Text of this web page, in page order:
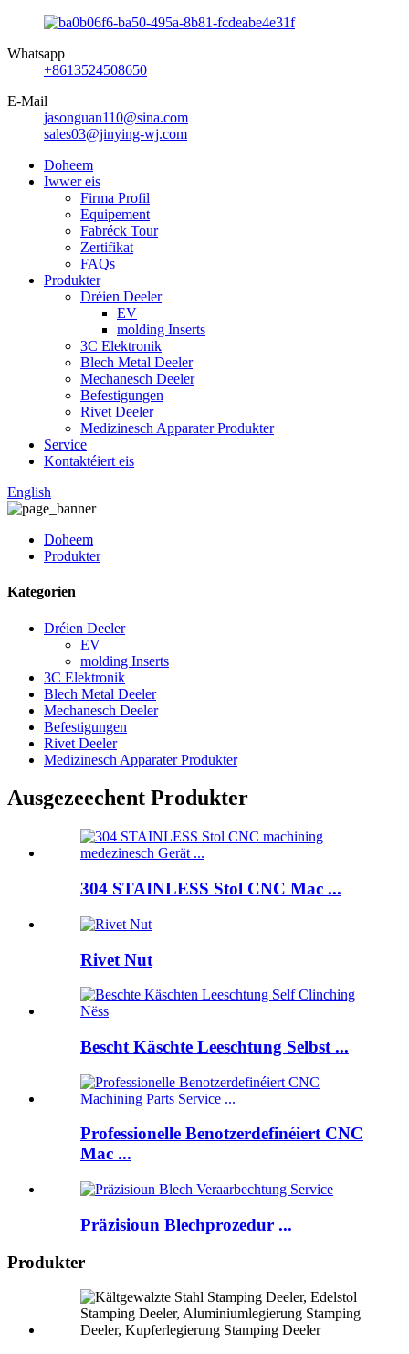
Whatsapp
+8613524508650
E-Mail
jasonguan110@sina.com
sales03@jinying-wj.com
Doheem
Iwwer eis
Firma Profil
Equipement
Fabréck Tour
Zertifikat
FAQs
Produkter
Dréien Deeler
EV
molding Inserts
3C Elektronik
Blech Metal Deeler
Mechanesch Deeler
Befestigungen
Rivet Deeler
Medizinesch Apparater Produkter
Service
Kontaktéiert eis
English
Doheem
Produkter
Kategorien
Dréien Deeler
EV
molding Inserts
3C Elektronik
Blech Metal Deeler
Mechanesch Deeler
Befestigungen
Rivet Deeler
Medizinesch Apparater Produkter
Ausgezeechent Produkter
304 STAINLESS Stol CNC Mac ...
Rivet Nut
Bescht Käschte Leeschtung Selbst ...
Professionelle Benotzerdefinéiert CNC
Mac ...
Präzisioun Blechprozedur ...
Produkter